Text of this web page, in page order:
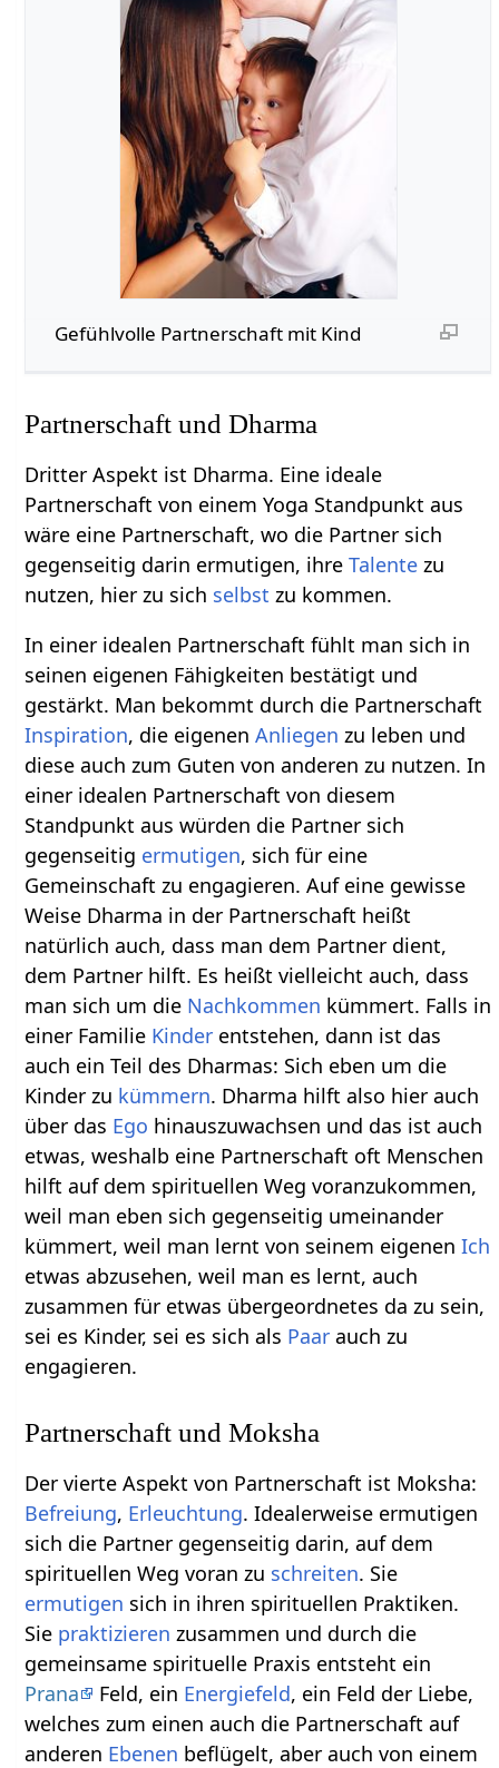
Gefühlvolle Partnerschaft mit Kind
Partnerschaft und Dharma
Dritter Aspekt ist Dharma. Eine ideale
Partnerschaft von einem Yoga Standpunkt aus
wäre eine Partnerschaft, wo die Partner sich
gegenseitig darin ermutigen, ihreTalente zu
nutzen, hier zu sich selbst zu kommen.
In einer idealen Partnerschaft fühlt man sich in
seinen eigenen Fähigkeiten bestätigt und
gestärkt. Man bekommt durch die Partnerschaft
Inspiration, die eigenenAnliegen zu leben und
diese auch zum Guten von anderen zu nutzen. In
einer idealen Partnerschaft von diesem
Standpunkt aus würden die Partner sich
gegenseitig ermutigen, sich für eine
Gemeinschaft zu engagieren. Auf eine gewisse
Weise Dharma in der Partnerschaft heißt
natürlich auch, dass man dem Partner dient,
dem Partner hilft. Es heißt vielleicht auch, dass
man sich um die Nachkommen kümmert. Falls in
einer Familie Kinder entstehen, dann ist das
auch ein Teil des Dharmas: Sich eben um die
Kinder zu kümmern. Dharma hilft also hier auch
über das Ego hinauszuwachsen und das ist auch
etwas, weshalb eine Partnerschaft oft Menschen
hilft auf dem spirituellen Weg voranzukommen,
weil man eben sich gegenseitig umeinander
kümmert, weil man lernt von seinem eigenenIch
etwas abzusehen, weil man es lernt, auch
zusammen für etwas übergeordnetes da zu sein,
sei es Kinder, sei es sich als Paar auch zu
engagieren.
Partnerschaft und Moksha
Der vierte Aspekt von Partnerschaft ist Moksha:
Befreiung, Erleuchtung. Idealerweise ermutigen
sich die Partner gegenseitig darin, auf dem
spirituellen Weg voran zu schreiten. Sie
ermutigen sich in ihren spirituellen Praktiken.
Sie praktizieren zusammen und durch die
gemeinsame spirituelle Praxis entsteht ein
Prana
Feld, ein Energiefeld, ein Feld der Liebe,
welches zum einen auch die Partnerschaft auf
anderen Ebenen beflügelt, aber auch von einem